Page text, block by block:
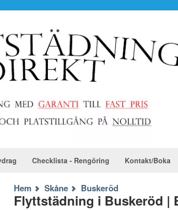
Checklista - Rengöring Kontakt/Boka
Hem Skåne Buskeröd
Flyttstädning i Buskeröd |